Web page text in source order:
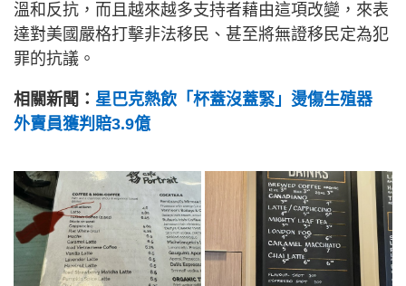
溫和反抗，而且越來越多支持者藉由這項改變，來表
達對美國嚴格打擊非法移民、甚至將無證移民定為犯
罪的抗議。
相關新聞： 星巴克熱飲「杯蓋沒蓋緊」燙傷生殖器
外賣員獲判賠3.9億